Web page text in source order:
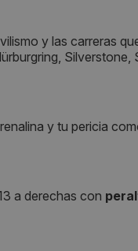
y las carreras
Silverstone,
y tu pericia
a derechas con